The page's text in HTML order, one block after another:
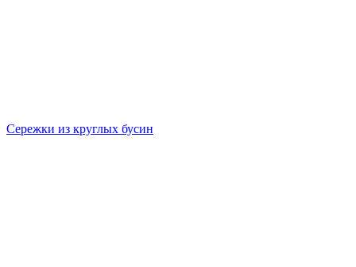
Сережки из круглых бусин